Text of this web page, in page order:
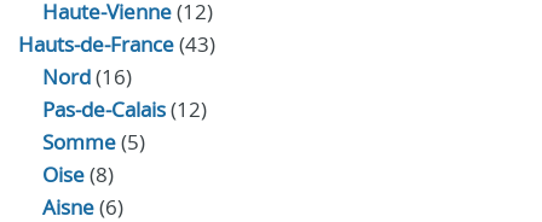
Haute-Vienne(12)
Hauts-de-France(43)
Nord(16)
Pas-de-Calais(12)
Somme(5)
Oise(8)
Aisne(6)